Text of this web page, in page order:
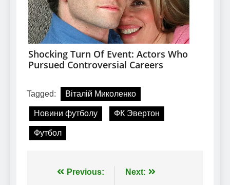
Tagged: Віталій Миколенко
Новини футболу ФК Эвертон
Футбол
Навігація
Previous: Next: